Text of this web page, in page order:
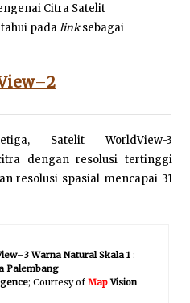
Citra Satelit
padalinksebagai
–2
Satelit WorldView-3
dengan resolusi tertinggi
resolusi spasial mencapai 31
–3 Warna Natural Skala 1 :
Palembang
; Courtesy ofMapVision